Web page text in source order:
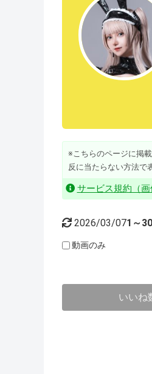
※こちらのページに掲
反に当たらない方法で
サービス規約（
2026/03/071～
動画のみ
いいね